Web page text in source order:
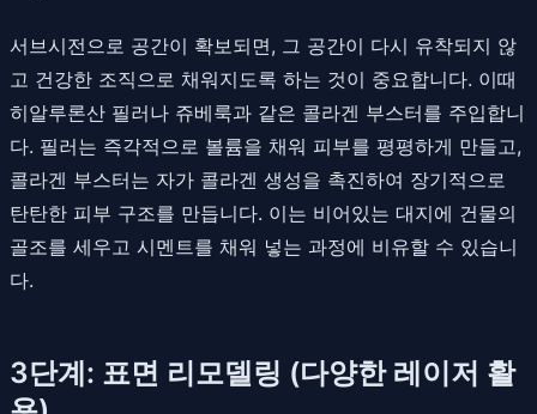
서브시전으로 공간이 확보되면, 그 공간이 다시 유착되지 않
고 건강한 조직으로 채워지도록 하는 것이 중요합니다. 이때
히알루론산 필러나 쥬베룩과 같은 콜라겐 부스터를 주입합니
다. 필러는 즉각적으로 볼륨을 채워 피부를 평평하게 만들고,
콜라겐 부스터는 자가 콜라겐 생성을 촉진하여 장기적으로
탄탄한 피부 구조를 만듭니다. 이는 비어있는 대지에 건물의
골조를 세우고 시멘트를 채워 넣는 과정에 비유할 수 있습니
다.
3단계: 표면 리모델링 (다양한 레이저 활